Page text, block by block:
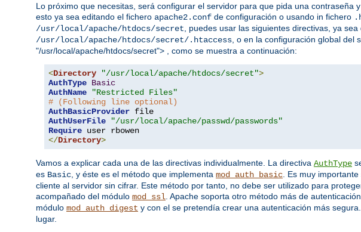
Lo próximo que necesitas, será configurar el servidor para que pida una
esto ya sea editando el fichero apache2.conf de configuración o usando in fichero
/usr/local/apache/htdocs/secret , puedes usar las siguientes directivas, ya
/usr/local/apache/htdocs/secret/.htaccess , o en la configuración global del
"/usr/local/apache/htdocs/secret"> , como se muestra a continuación:
<Directory "/usr/local/apache/htdocs/secret">
AuthType Basic
AuthName
"Restricted Files"
# (Following line optional)
AuthBasicProvider
AuthUserFile
"/usr/local/apache/passwd/passwords"
Require
</Directory>
Vamos a explicar cada una de las directivas individualmente. La directiva AuthType
es Basic , y éste es el método que implementa mod_auth_basic . Es muy
cliente al servidor sin cifrar. Este método por tanto, no debe ser utilizado para
acompañado del módulo mod_ssl . Apache soporta otro método más de
módulo mod_auth_digest y con el se pretendía crear una autenticación más
lugar.